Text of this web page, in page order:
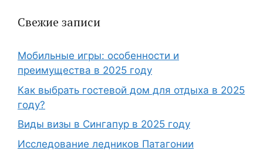
Свежие записи
Мобильные игры: особенности и
преимущества в 2025 году
Как выбрать гостевой дом для отдыха в 2025
году?
Виды визы в Сингапур в 2025 году
Исследование ледников Патагонии